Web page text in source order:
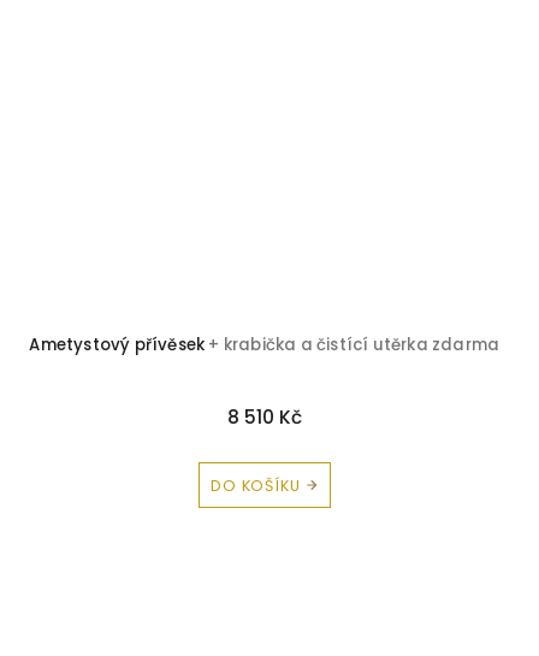
Ametystový přívěsek + krabička a čistící utěrka zdarma
8 510 Kč
DO KOŠÍKU